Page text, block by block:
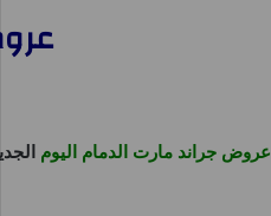
عروض
عروض جراند مارت الدمام اليوم